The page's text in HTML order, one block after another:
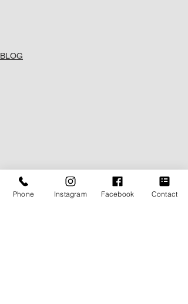
BLOG
Phone Instagram Facebook Contact